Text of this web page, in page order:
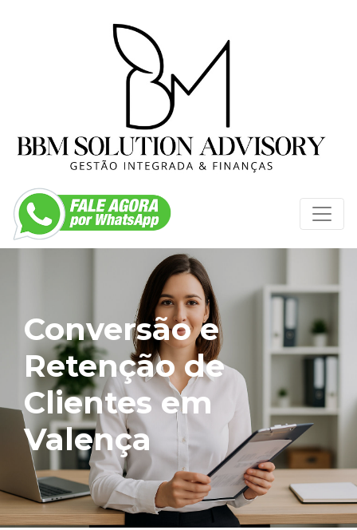
Conversão e
Retenção de
Clientes em
Valença